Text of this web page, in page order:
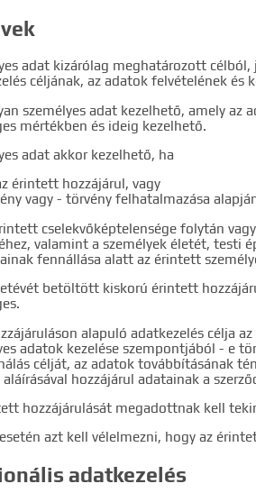
adat kizárólag meghatározott
céljának, az adatok felvételének és
személyes adat kezelhető, amely az
mértékben és ideig kezelhető.
adat akkor kezelhető, ha
érintett hozzájárul, vagy
vagy - törvény felhatalmazása
cselekvőképtelensége folytán
valamint a személyek életét, testi
fennállása alatt az érintett
betöltött kiskorú érintett
alapuló adatkezelés célja
adatok kezelése szempontjából - e
célját, az adatok továbbításának
hozzájárul adatainak a
hozzájárulását megadottnak kell
azt kell vélelmezni, hogy az
adatkezelés